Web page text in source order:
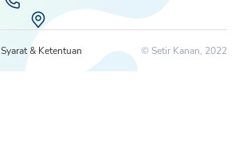
Syarat & Ketentuan © Setir Kanan, 2022